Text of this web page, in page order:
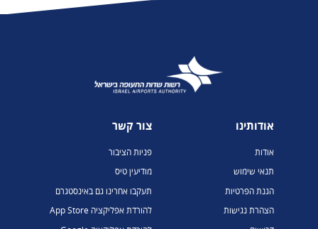
אודותינו
אודות
תנאי שימוש
הגנת הפרטיות
הצהרת נגישות
צור קשר
פניות הציבור
מודיעין טיס
תעקבו אחרינו גם באינסטגרם
להורדת אפליקציה App Store